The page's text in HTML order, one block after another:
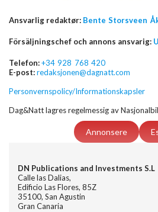
Ansvarlig redaktør: Bente Storsveen
Försäljningschef och annons ansvarig:
Telefon:+34 928 768 420
E-post:redaksjonen@dagnatt.com
Personvernspolicy/Informationskapsler
Dag&Natt lagres regelmessig av
Annonsere
DN Publications and Investments S.L
Calle las Dalias,
Edificio Las Flores, 85Z
35100, San Agustin
Gran Canaria